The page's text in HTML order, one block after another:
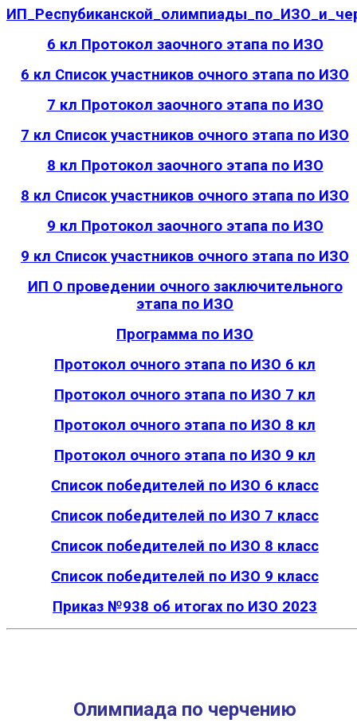
6 кл Протокол заочного этапа по ИЗО
6 кл Список участников очного этапа по ИЗО
7 кл Протокол заочного этапа по ИЗО
7 кл Список участников очного этапа по ИЗО
8 кл Протокол заочного этапа по ИЗО
8 кл Список участников очного этапа по ИЗО
9 кл Протокол заочного этапа по ИЗО
9 кл Список участников очного этапа по ИЗО
ИП О проведении очного заключительного
этапа по ИЗО
Программа по ИЗО
Протокол очного этапа по ИЗО 6 кл
Протокол очного этапа по ИЗО 7 кл
Протокол очного этапа по ИЗО 8 кл
Протокол очного этапа по ИЗО 9 кл
Список победителей по ИЗО 6 класс
Список победителей по ИЗО 7 класс
Список победителей по ИЗО 8 класс
Список победителей по ИЗО 9 класс
Приказ №938 об итогах по ИЗО 2023
Олимпиада по черчению